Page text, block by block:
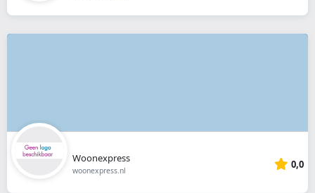
Woonexpress
woonexpress.nl 0,0